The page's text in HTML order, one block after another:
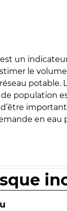
est un
le volume
potable.
de population
en eau